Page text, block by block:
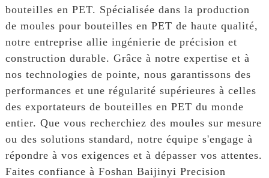
bouteilles en PET. Spécialisée dans la production
de moules pour bouteilles en PET de haute qualité,
notre entreprise allie ingénierie de précision et
construction durable. Grâce à notre expertise et à
nos technologies de pointe, nous garantissons des
performances et une régularité supérieures à celles
des exportateurs de bouteilles en PET du monde
entier. Que vous recherchiez des moules sur mesure
ou des solutions standard, notre équipe s'engage à
répondre à vos exigences et à dépasser vos attentes.
Faites confiance à Foshan Baijinyi Precision